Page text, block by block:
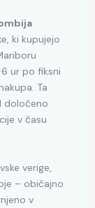
ki kupujejo
ur po fiksni
Ta
določeno
v času
verige,
– običajno
v